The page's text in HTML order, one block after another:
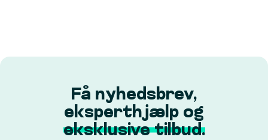
Få nyhedsbrev,
eksperthjælp og
eksklusive tilbud.